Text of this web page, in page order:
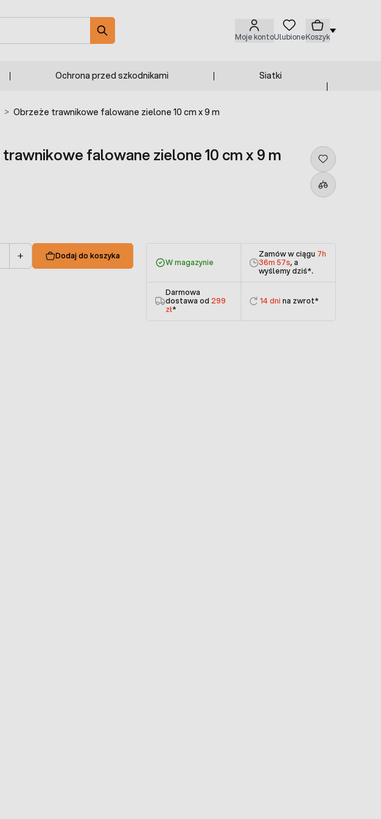
Moje kontoUlubioneKoszyk
Ochrona przed szkodnikami Siatki
> Obrzeże trawnikowe falowane zielone 10 cm x 9 m
falowane zielone 10 cm x 9 m
Dodaj do koszyka
W magazynie
Zamów w ciągu 7h
36m 56s, a
wyślemy dziś*.
Darmowa
dostawa od 299
zł*
14 dni na zwrot*